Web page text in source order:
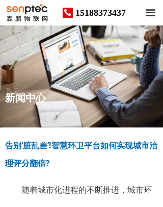
끀
끅 15188373437
告别‘脏乱差’!智慧环卫平台如何实现城市治
理评分翻倍?
随着城市化进程的不断推进，城市环
News
新闻中心